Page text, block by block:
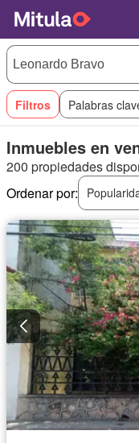
Filtros Palabras
Inmuebles en
200 propiedades
Ordenar por: